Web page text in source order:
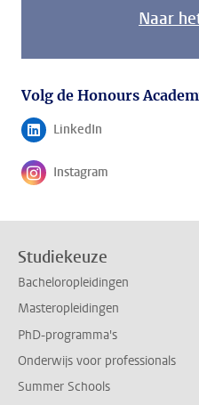
Naar
Volg de Honours
LinkedIn
Volg ons op
Instagram
Studiekeuze
Bacheloropleidingen
Masteropleidingen
PhD-programma's
Onderwijs voor professionals
Summer Schools